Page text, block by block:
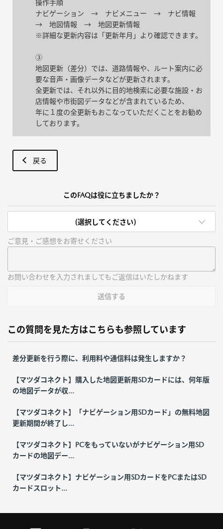
操作手順
ナビゲーション → ナビメニュー → ナビ情報
→ 地図情報 → 地図更新情報
※詳細な更新内容は「更新年月」より確認できます。
③
地図更新（差分）では、道路情報や、ルート案内に必
要な音声・画像データなどが更新されます。
全更新では、それ以外に目的地検索に必要な施設・お
店情報や市街図データなどが含まれているため、
年に１度の全更新もおこなっていただくことをお勧め
しております。
戻る
このFAQは役に立ちましたか？
(選択してください)
ご意見・ご感想をお寄せください
お問い合わせを入力されましてもご返信はいたしかねます
送信する
この質問を見た方はこちらも参照しています
差分更新を行う際に、利用料や通信料は発生しますか？
【マツダコネクト】購入した地図更新用SDカードには、何年版
の地図データが収...
【マツダコネクト】「ナビゲーション用SDカード」の無料地図
更新期間が終了し...
【マツダコネクト】PCをもっていないがナビゲーション用SD
カードの地図デー...
【マツダコネクト】ナビゲーション用SDカードをPCまたはSD
カードスロット...